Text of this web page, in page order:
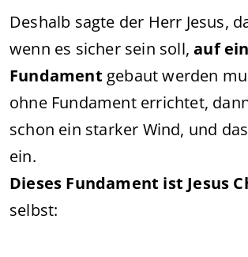
Deshalb sagte der Herr Jesus,
wenn es sicher sein soll,auf
Fundament gebaut werden
ohne Fundament errichtet,
schon ein starker Wind, und
ein.
Dieses Fundament ist Jesus
selbst: